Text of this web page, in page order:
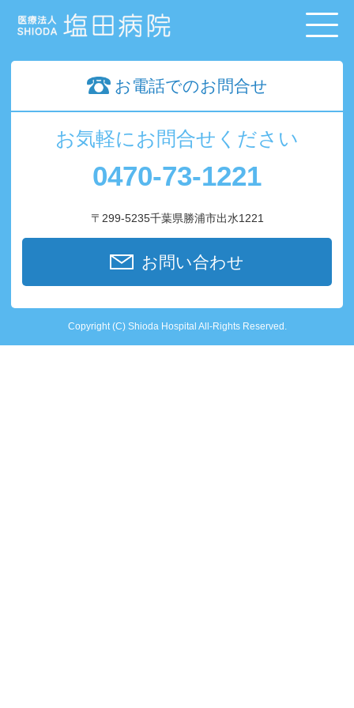
お電話でのお問合せ
お気軽にお問合せください
0470-73-1221
〒299-5235千葉県勝浦市出水1221
お問い合わせ
Copyright (C) Shioda Hospital All-Rights Reserved.